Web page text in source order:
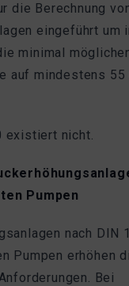
die Berechnung
eingeführt um
minimal
auf mindestens 55
existiert nicht.
Pumpen
nach DIN
Pumpen erhöhen
Bei